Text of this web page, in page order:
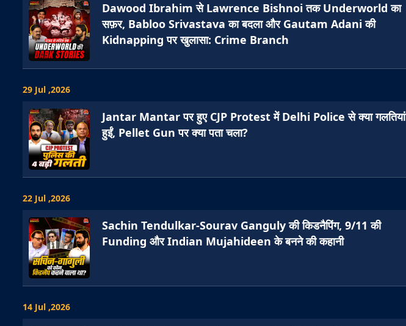
Dawood Ibrahim से Lawrence Bishnoi तक Underworld का
सफ़र, Babloo Srivastava का बदला और Gautam Adani की
Kidnapping पर खुलासा: Crime Branch
29 Jul ,2026
Jantar Mantar पर हुए CJP Protest में Delhi Police से क्या गलतियां
हुईं, Pellet Gun पर क्या पता चला?
22 Jul ,2026
Sachin Tendulkar-Sourav Ganguly की किडनैपिंग, 9/11 की
Funding और Indian Mujahideen के बनने की कहानी
14 Jul ,2026